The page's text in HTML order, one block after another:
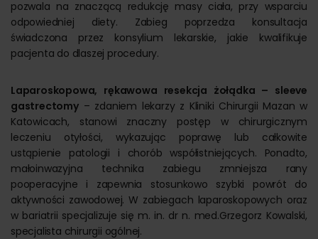
pozwala na znaczącą redukcję masy ciała, przy wsparciu
odpowiedniej diety. Zabieg poprzedza konsultacja
świadczona przez konsylium lekarskie, jakie kwalifikuje
pacjenta do dlaszej procedury.
Laparoskopowa, rękawowa resekcja żołądka – sleeve
gastrectomy– zdaniem lekarzy z Kliniki Chirurgii Mazan w
Katowicach, stanowi znaczny postęp w chirurgicznym
leczeniu otyłości, wykazując poprawę lub całkowite
ustąpienie patologii i chorób współistniejących. Ponadto,
małoinwazyjna technika zabiegu zmniejsza rany
pooperacyjne i zapewnia stosunkowo szybki powrót do
aktywności zawodowej. W zabiegach laparoskopowych oraz
w bariatrii specjalizuje się m. in. dr n. med.Grzegorz Kowalski,
specjalista chirurgii ogólnej.